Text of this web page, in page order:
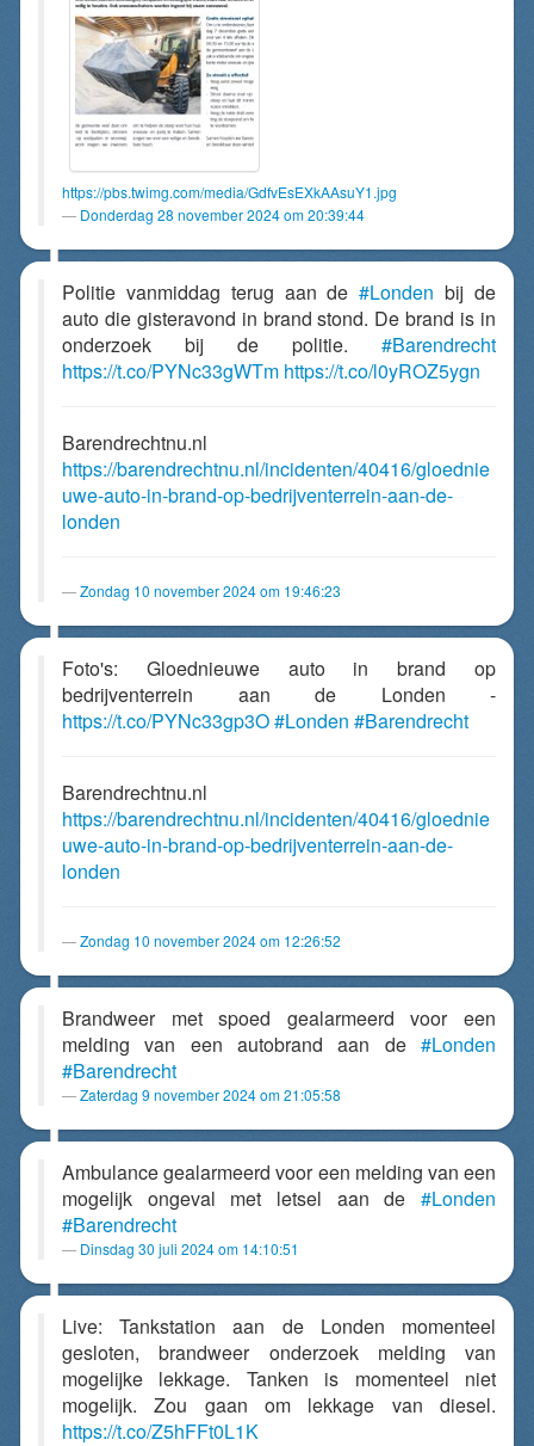
https://pbs.twimg.com/media/GdfvEsEXkAAsuY1.jpg
Donderdag 28 november 2024 om 20:39:44
Politie vanmiddag terug aan de#Londen bij de
auto die gisteravond in brand stond. De brand is in
onderzoek bij de politie. #Barendrecht
https://t.co/PYNc33gWTm https://t.co/l0yROZ5ygn
Barendrechtnu.nl
https://barendrechtnu.nl/incidenten/40416/gloednie
uwe-auto-in-brand-op-bedrijventerrein-aan-de-
londen
Zondag 10 november 2024 om 19:46:23
Foto's: Gloednieuwe auto in brand op
bedrijventerrein aan de Londen -
https://t.co/PYNc33gp3O#Londen #Barendrecht
Barendrechtnu.nl
https://barendrechtnu.nl/incidenten/40416/gloednie
uwe-auto-in-brand-op-bedrijventerrein-aan-de-
londen
Zondag 10 november 2024 om 12:26:52
Brandweer met spoed gealarmeerd voor een
melding van een autobrand aan de #Londen
#Barendrecht
Zaterdag 9 november 2024 om 21:05:58
Ambulance gealarmeerd voor een melding van een
mogelijk ongeval met letsel aan de #Londen
#Barendrecht
Dinsdag 30 juli 2024 om 14:10:51
Live: Tankstation aan de Londen momenteel
gesloten, brandweer onderzoek melding van
mogelijke lekkage. Tanken is momenteel niet
mogelijk. Zou gaan om lekkage van diesel.
https://t.co/Z5hFFt0L1K